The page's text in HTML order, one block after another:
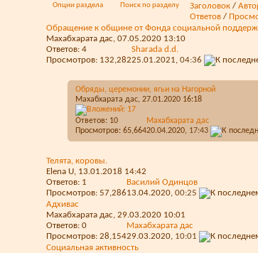
Опции раздела Поиск по разделу Заголовок /
Ответов /
Обращение к общине от Фонда социальной
Махабхарата дас, 07.05.2020 13:10
Ответов: 4
Просмотров: 132,282
Sharada d.d.
25.01.2021, 04:36
Обряды, церемонии, ягьи на Нагорной
Махабхарата дас, 27.01.2020 16:18
Ответов: 10
Просмотров: 65,664
Махабхарата дас
20.04.2020, 17:43
Телята, коровы.
Elena U, 13.01.2018 14:42
Ответов: 1
Просмотров: 57,286
Василий Одинцов
13.04.2020, 00:25
Адхивас
Махабхарата дас, 29.03.2020 10:01
Ответов: 0
Просмотров: 28,154
Махабхарата дас
29.03.2020, 10:01
Социальная активность